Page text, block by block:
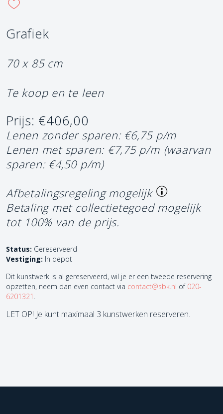
Grafiek
70 x 85 cm
Te koop en te leen
Prijs: €406,00
Lenen zonder sparen: €6,75 p/m
Lenen met sparen: €7,75 p/m (waarvan
sparen: €4,50 p/m)
Afbetalingsregeling mogelijk
Betaling met collectietegoed mogelijk
tot 100% van de prijs.
Status: Gereserveerd
Vestiging: In depot
Dit kunstwerk is al gereserveerd, wil je er een tweede reservering
opzetten, neem dan even contact via contact@sbk.nl of 020-
6201321 .
LET OP! Je kunt maximaal 3 kunstwerken reserveren.